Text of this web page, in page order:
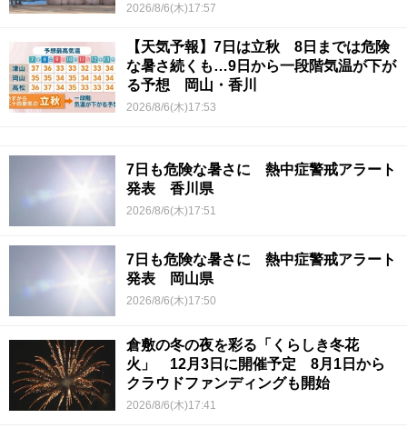
2026/8/6(木)17:57
【天気予報】7日は立秋 8日までは危険
な暑さ続くも…9日から一段階気温が下が
る予想 岡山・香川
2026/8/6(木)17:53
7日も危険な暑さに 熱中症警戒アラート
発表 香川県
2026/8/6(木)17:51
7日も危険な暑さに 熱中症警戒アラート
発表 岡山県
2026/8/6(木)17:50
倉敷の冬の夜を彩る「くらしき冬花
火」 12月3日に開催予定 8月1日から
クラウドファンディングも開始
2026/8/6(木)17:41